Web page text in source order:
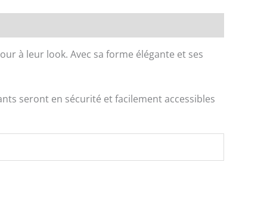
à leur look. Avec sa forme élégante et ses
seront en sécurité et facilement accessibles